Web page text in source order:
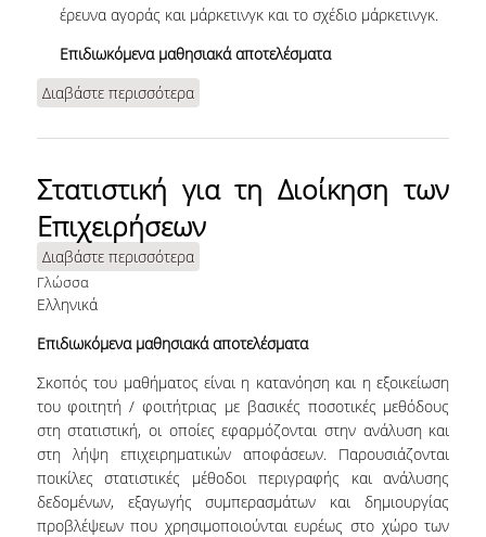
ΣΥΣΤΗΜΑ ΔΗΛΩΣΗΣ
ΒΛΑΒΩΝ
έρευνα αγοράς και μάρκετινγκ και το σχέδιο μάρκετινγκ.
Επιδιωκόμενα μαθησιακά αποτελέσματα
Διαβάστε περισσότεραγια Αρχές Μάρκετινγκ
Στατιστική για τη Διοίκηση των
Επιχειρήσεων
Διαβάστε περισσότεραγια Στατιστική για τη Διοίκηση των
Γλώσσα
Ελληνικά
Επιδιωκόμενα μαθησιακά αποτελέσματα
Σκοπός του μαθήματος είναι η κατανόηση και η εξοικείωση
του φοιτητή / φοιτήτριας με βασικές ποσοτικές μεθόδους
στη στατιστική, οι οποίες εφαρμόζονται στην ανάλυση και
στη λήψη επιχειρηματικών αποφάσεων. Παρουσιάζονται
ποικίλες στατιστικές μέθοδοι περιγραφής και ανάλυσης
δεδομένων, εξαγωγής συμπερασμάτων και δημιουργίας
προβλέψεων που χρησιμοποιούνται ευρέως στο χώρο των